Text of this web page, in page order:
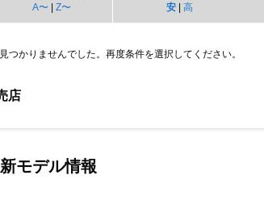
A〜| Z〜 安| 高
つかりませんでした。再度条件を選択してください。
店
モデル情報